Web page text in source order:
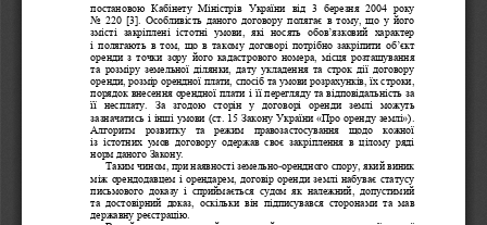
постановою  Кабінету  Міністрів  України  від  3  березня  2004  року
No  220  [3].  Особливість  даного  договору  полягає  в  тому,  що  у  його
змісті  закріплені  істотні  умови,  які  носять  обов‟язковий  характер
і  полягають  в  том,  що  в  такому  договорі  потрібно  закріпити  об‟єкт
оренди  з  точки  зору  його  кадастрового  номера,  місця  розташування
та  розміру  земельної  ділянки,  дату  укладення  та  строк  дії  договору
оренди, розмір орендної плати, спосіб та умови розрахунків, їх строки,
порядок внесення орендної плати і її перегляду та відповідальність за
її  несплату.
За  згодою  сторін  у  договорі  оренди  землі  можуть
зазначатись і інші умови (ст. 15 Закону України «Про оренду землі»).
Алгоритм  розвитку  та  режим  правозастосування  щодо  кожної
із  істотних  умов  договору  одержав  своє  закріплення  в  цілому  ряді
норм даного Закону.
Таким чином, при наявності земельно-орендного спору, який виник
між орендодавцем і орендарем, договір оренди землі набуває статусу
письмового  доказу  і  сприймається  судом  як  належний,  допустимий
та  достовірний  доказ,  оскільки  він  підписувався  сторонами та  мав
державну реєстрацію.